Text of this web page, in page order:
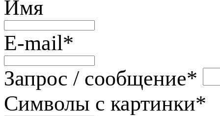
Имя
E-mail*
Запрос / сообщение*
Символы с картинки*